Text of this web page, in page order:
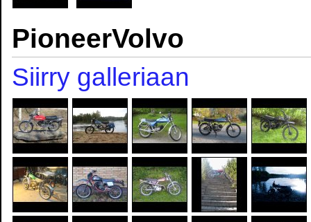
PioneerVolvo
Siirry galleriaan